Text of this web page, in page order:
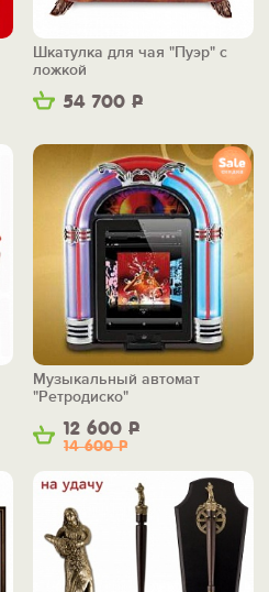
54 700 Р
Шкатулка для чая "Пуэр" с
ложкой
12 600 Р
14 600Р
Музыкальный автомат
"Ретродиско"